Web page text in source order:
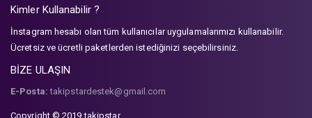
Kimler Kullanabilir ?
İnstagram hesabı olan tüm kullanıcılar uygulamalarımızı kullanabilir.
Ücretsiz ve ücretli paketlerden istediğinizi seçebilirsiniz.
BİZE ULAŞIN
E-Posta: takipstardestek@gmail.com
Copyright © 2019 takipstar.